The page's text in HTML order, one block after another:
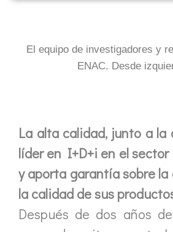
El equipo de investigadores y
ENAC. Desde
La alta calidad, junto a
líder en I+D+i en el
y aporta garantía sobre
la calidad de sus
Después de dos años